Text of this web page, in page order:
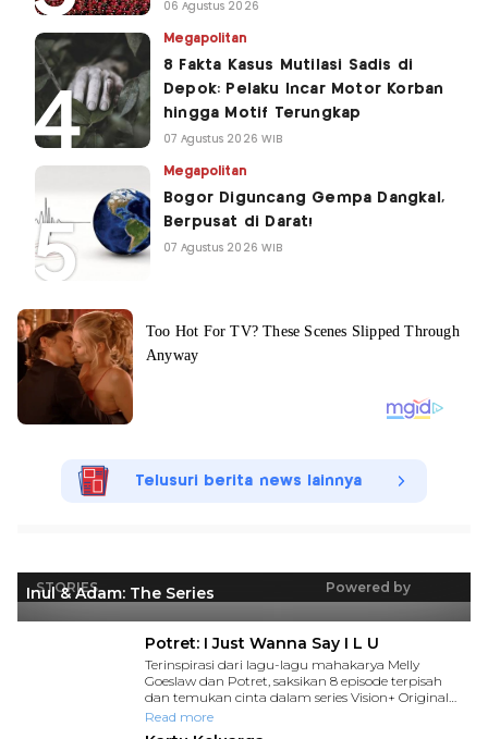
06 Agustus 2026
Megapolitan
8 Fakta Kasus Mutilasi Sadis di
Depok: Pelaku Incar Motor Korban
hingga Motif Terungkap
07 Agustus 2026 WIB
Megapolitan
Bogor Diguncang Gempa Dangkal,
Berpusat di Darat!
07 Agustus 2026 WIB
Telusuri berita news lainnya